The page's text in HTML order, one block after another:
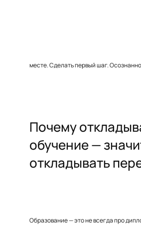
месте. Сделать первый шаг.
Почему
обучение —
откладывать
Образование — это не всегда про